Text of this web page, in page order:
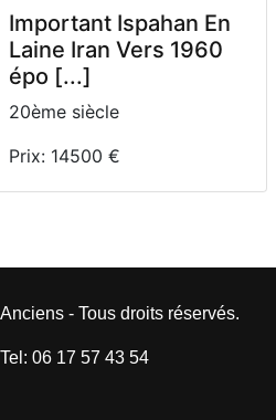
Important Ispahan En
Laine Iran Vers 1960
épo [...]
20ème siècle
Prix: 14500 €
- Tous droits réservés.
Tel: 06 17 57 43 54